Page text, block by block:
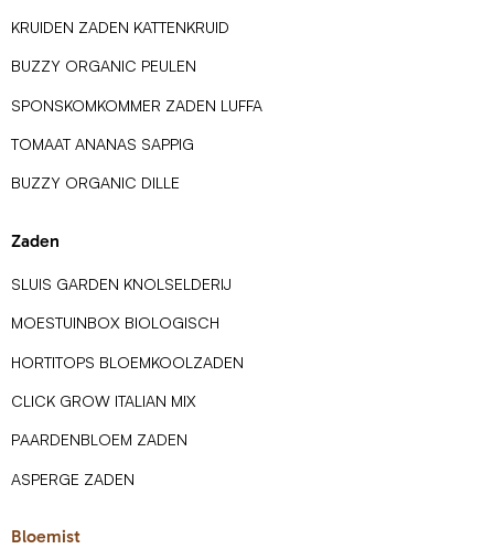
KRUIDEN ZADEN KATTENKRUID
BUZZY ORGANIC PEULEN
SPONSKOMKOMMER ZADEN LUFFA
TOMAAT ANANAS SAPPIG
BUZZY ORGANIC DILLE
Zaden
SLUIS GARDEN KNOLSELDERIJ
MOESTUINBOX BIOLOGISCH
HORTITOPS BLOEMKOOLZADEN
CLICK GROW ITALIAN MIX
PAARDENBLOEM ZADEN
ASPERGE ZADEN
Bloemist